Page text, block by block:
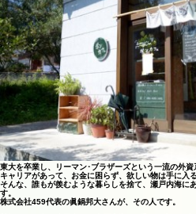
東大を卒業し、リーマン･ブラザーズという一流の外資
キャリアがあって、お金に困らず、欲しい物は手に入る
そんな、誰もが羨むような暮らしを捨て、瀬戸内海に
す。
株式会社459代表の眞鍋邦大さんが、その人です。